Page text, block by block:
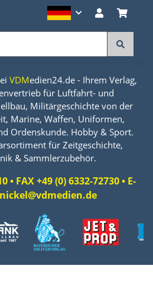
VDMedien24.de - Ihrem Verlag,
für Luftfahrt- und
Militärgeschichte von der
Marine, Waffen, Uniformen,
Ordenskunde. Hobby & Sport.
für Zeitgeschichte,
& Sammlerzubehör.
• FAX +49 (0) 6332-72730 • E-